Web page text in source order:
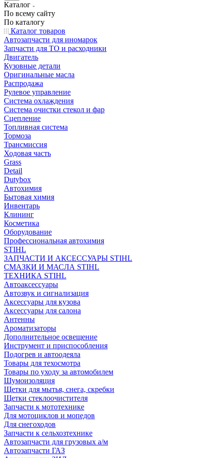
Каталог
По всему сайту
По каталогу
Каталог товаров
Автозапчасти для иномарок
Запчасти для ТО и расходники
Двигатель
Кузовные детали
Оригинальные масла
Распродажа
Рулевое управление
Система охлаждения
Система очистки стекол и фар
Сцепление
Топливная система
Тормоза
Трансмиссия
Ходовая часть
Grass
Detail
Dutybox
Автохимия
Бытовая химия
Инвентарь
Клининг
Косметика
Оборудование
Профессиональная автохимия
STIHL
ЗАПЧАСТИ И АКСЕССУАРЫ STIHL
СМАЗКИ И МАСЛА STIHL
ТЕХНИКА STIHL
Автоаксессуары
Автозвук и сигнализация
Аксессуары для кузова
Аксессуары для салона
Антенны
Ароматизаторы
Дополнительное освещение
Инструмент и приспособления
Подогрев и автоодеяла
Товары для техосмотра
Товары по уходу за автомобилем
Шумоизоляция
Щетки для мытья, снега, скребки
Щетки стеклоочистителя
Запчасти к мототехнике
Для мотоциклов и мопедов
Для снегоходов
Запчасти к сельхозтехнике
Автозапчасти для грузовых а/м
Автозапчасти ГАЗ